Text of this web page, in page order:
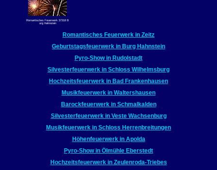
Romantisches Feuerwerk 37318 B
urg Hahnstein
Romantisches Feuerwerk in Zeitz
Geburtstagsfeuerwerk in Burg Hahnstein
Pyro-Show in Rudolstadt
Silvesterfeuerwerk in Schloss Wilhelmsburg
Hochzeitsfeuerwerk in Bad Frankenhausen
Musikfeuerwerk in Waltershausen
Barockfeuerwerk in Schmalkalden
Silvesterfeuerwerk in Veste Wachsenburg
Musikfeuerwerk in Schloss Herrenbreitungen
Höhenfeuerwerk in Apolda
Pyro-Show in Ölmühle Eberstedt
Hochzeitsfeuerwerk in Zeulenroda-Triebes